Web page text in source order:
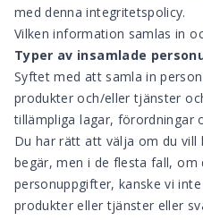
med denna integritetspolicy.
Vilken information samlas in
Typer av insamlade
Syftet med att samla in
produkter och/eller tjänster
tillämpliga lagar, förordningar
Du har rätt att välja om du vill
begär, men i de flesta fall, om
personuppgifter, kanske vi
produkter eller tjänster eller